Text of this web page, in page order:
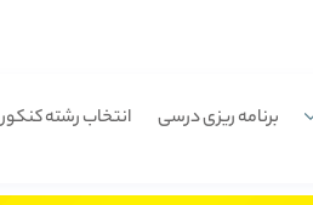
برنامه ریزی درسی انتخاب رشته کنکور